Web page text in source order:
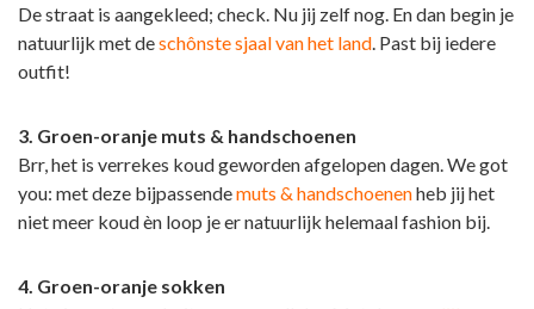
De straat is aangekleed; check. Nu jij zelf nog. En dan begin je
natuurlijk met deschônste sjaal van het land . Past bij iedere
outfit!
3. Groen-oranje muts & handschoenen
Brr, het is verrekes koud geworden afgelopen dagen. We got
you: met deze bijpassendemuts & handschoenenheb jij het
niet meer koud èn loop je er natuurlijk helemaal fashion bij.
4. Groen-oranje sokken